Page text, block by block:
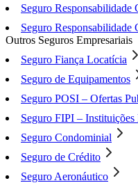
Seguro
Seguro Responsabilidade
Outros Seguros Empresariais
Seguro Fiança Locatícia
Seguro de Equipamentos
Seguro POSI – Ofertas
Seguro FIPI – Instituições
Seguro Condominial
Seguro de Crédito
Seguro Aeronáutico